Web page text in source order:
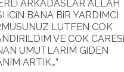
ARKADASLAR ALLAH
iCiN BANA BiR YARDIMCI
LUTFEN COK
VE COK
UMUTLARIM GiDEN
ARTIK…”